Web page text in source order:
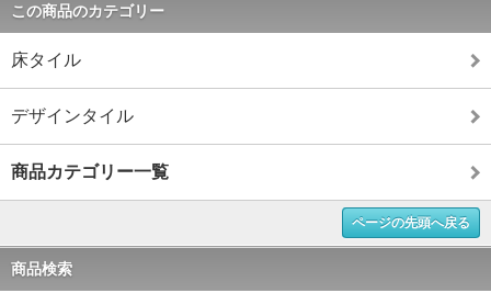
この商品のカテゴリー
床タイル
デザインタイル
商品カテゴリー一覧
ページの先頭へ戻る
商品検索